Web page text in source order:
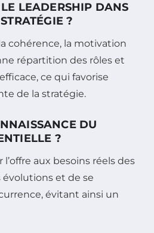
LEADERSHIP DANS
?
cohérence, la motivation
répartition des rôles et
ce qui favorise
de la stratégie.
DU
?
aux besoins réels des
évolutions et de se
évitant ainsi un